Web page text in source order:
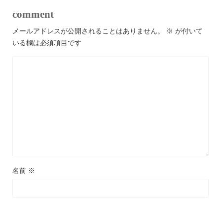
comment
メールアドレスが公開されることはありません。 ※ が付いて
いる欄は必須項目です
名前 ※